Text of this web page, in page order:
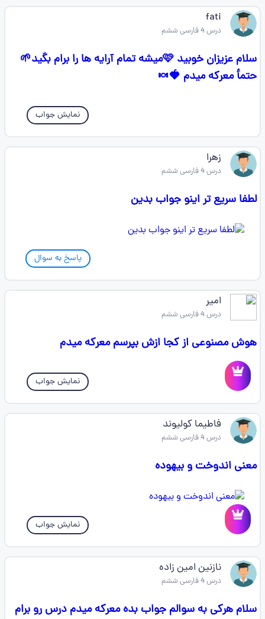
fati
درس 4 فارسی ششم
سلام عزیزان خوبید 🩷میشه تمام آرایه ها را برام بگید🌱
حتمأ معرکه میدم 🍓🍬
نمایش جواب
زهرا
درس 4 فارسی ششم
لطفا سریع تر اینو جواب بدین
پاسخ به سوال
امیر
درس 4 فارسی ششم
هوش مصنوعی از کجا ازش بپرسم معرکه میدم
نمایش جواب
فاطیما کولیوند
درس 4 فارسی ششم
معنی اندوخت و بیهوده
نمایش جواب
نازنین امین زاده
درس 4 فارسی ششم
سلام هرکی به سوالم جواب بده معرکه میدم درس رو برام